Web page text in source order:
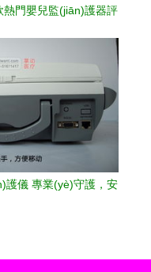
熱門嬰兒監(jiān)護器評
護儀 專業(yè)守護，安